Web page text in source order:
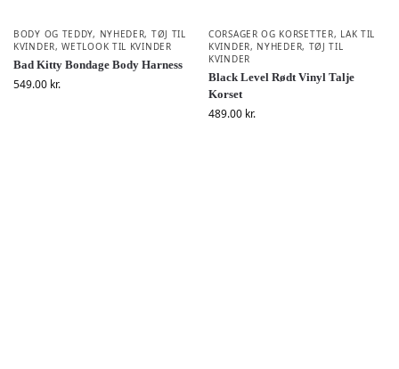
BODY OG TEDDY, NYHEDER, TØJ TIL
KVINDER,WETLOOK TIL KVINDER
Bad Kitty Bondage Body Harness
549.00 kr.
CORSAGER OG KORSETTER, LAK TIL
KVINDER, NYHEDER, TØJ TIL
KVINDER
Black Level Rødt Vinyl Talje
Korset
489.00 kr.